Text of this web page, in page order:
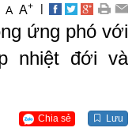
A A+ |
ứng phó với
nhiệt đới và
Chia sẻ Lưu